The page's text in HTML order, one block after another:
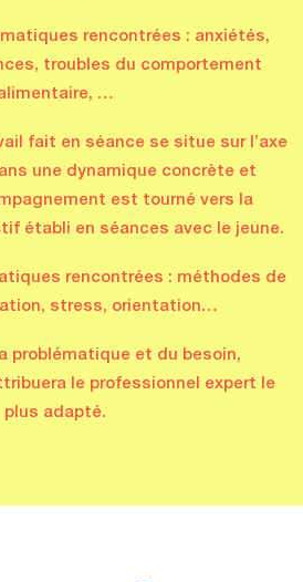
rencontrées : anxiétés,
troubles du comportement
…
fait en séance se situe sur l’axe
une dynamique concrète et
est tourné vers la
établi en séances avec le jeune.
rencontrées : méthodes de
stress, orientation…
problématique et du besoin,
le professionnel expert le
plus adapté.